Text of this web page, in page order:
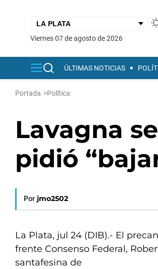
viernes 07 de agosto de 2026
ÚLTIMAS NOTICIAS
Portada >Política
Lavagna
pidió
Por jmo2502
La Plata, jul 24 (DIB).- El
frente Consenso Federal,
santafesina de